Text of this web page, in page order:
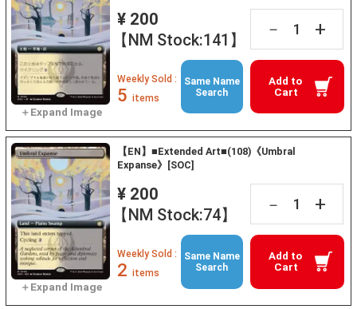
¥ 200
【NM Stock:141】
－ +
Add to
Cart
Weekly Sold :
5 items
Same Name
Search
【EN】■Extended Art■(108)《Umbral
Expanse》[SOC]
¥ 200
【NM Stock:74】
－ +
Add to
Cart
Weekly Sold :
2 items
Same Name
Search